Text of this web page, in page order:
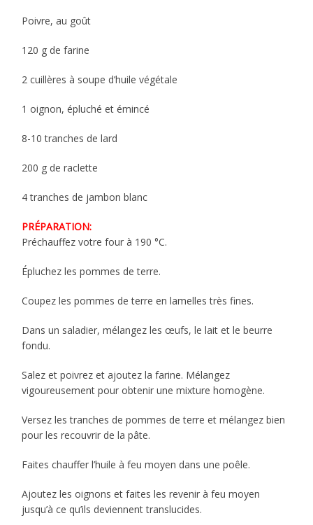
Poivre, au goût
120 g de farine
2 cuillères à soupe d’huile végétale
1 oignon, épluché et émincé
8-10 tranches de lard
200 g de raclette
4 tranches de jambon blanc
PRÉPARATION:
Préchauffez votre four à 190 °C.
Épluchez les pommes de terre.
Coupez les pommes de terre en lamelles très fines.
Dans un saladier, mélangez les œufs, le lait et le beurre
fondu.
Salez et poivrez et ajoutez la farine. Mélangez
vigoureusement pour obtenir une mixture homogène.
Versez les tranches de pommes de terre et mélangez bien
pour les recouvrir de la pâte.
Faites chauffer l’huile à feu moyen dans une poêle.
Ajoutez les oignons et faites les revenir à feu moyen
jusqu’à ce qu’ils deviennent translucides.